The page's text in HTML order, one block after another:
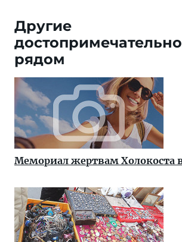
Другие
рядом
Мемориал жертвам Холокоста